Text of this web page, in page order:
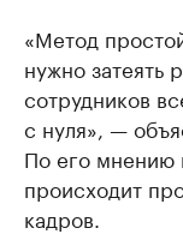
«Метод
нужно затеять
сотрудников
с нуля», —
По его мнению
происходит
кадров.